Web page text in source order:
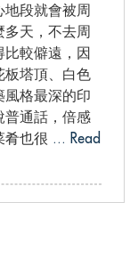
段就會被周
天，不去周
較僻遠，因
板塔頂、白色
格最深的印
普通話，倍感
肴也很 ... Read